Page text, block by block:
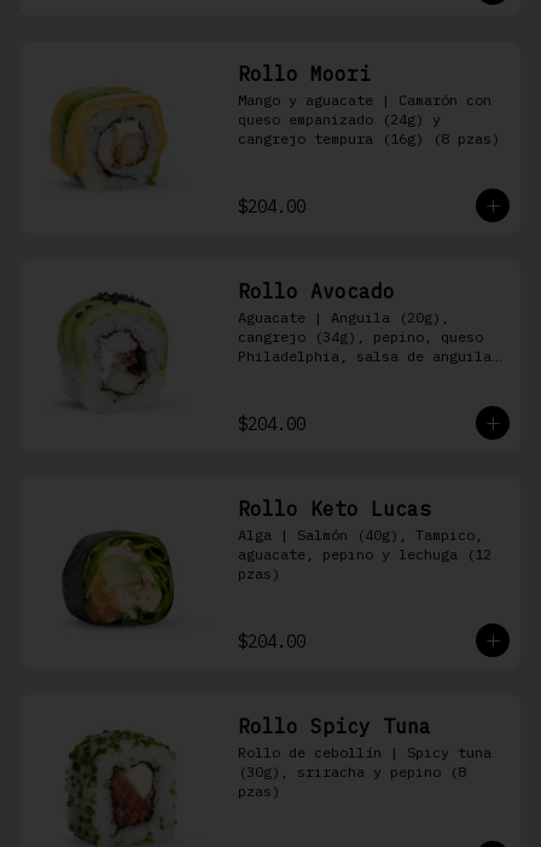
Rollo Moori
Mango y aguacate | Camarón con
queso empanizado (24g) y
cangrejo tempura (16g) (8 pzas)
$204.00
Rollo Avocado
Aguacate | Anguila (20g),
cangrejo (34g), pepino, queso
Philadelphia, salsa de anguila
$204.00
Rollo Keto Lucas
Alga | Salmón (40g), Tampico,
aguacate, pepino y lechuga (12
pzas)
$204.00
Rollo Spicy Tuna
Rollo de cebollín | Spicy tuna
(30g), sriracha y pepino (8
pzas)